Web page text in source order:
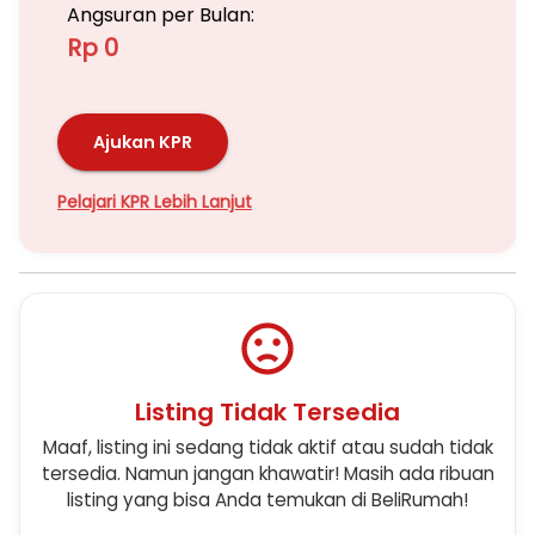
Angsuran per Bulan:
Rp 0
Ajukan KPR
Pelajari KPR Lebih Lanjut
Listing Tidak Tersedia
Maaf, listing ini sedang tidak aktif atau sudah tidak
tersedia. Namun jangan khawatir! Masih ada ribuan
listing yang bisa Anda temukan di BeliRumah!